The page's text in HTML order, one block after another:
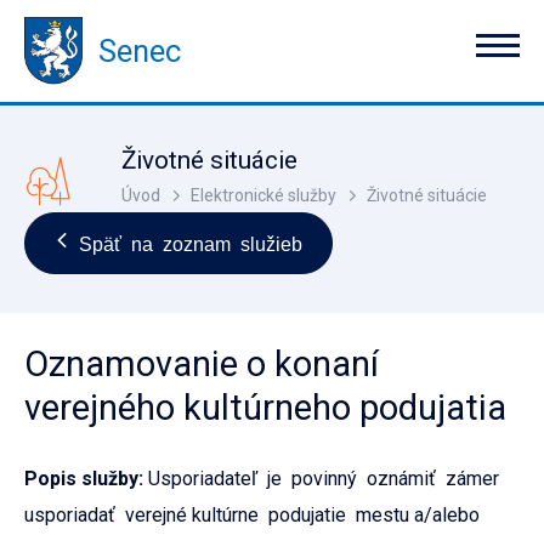
Senec
Životné situácie
Úvod Elektronické služby Životné situácie
Späť na zoznam služieb
Oznamovanie o konaní
verejného kultúrneho podujatia
Popis služby: Usporiadateľ je povinný oznámiť zámer
usporiadať verejné kultúrne podujatie mestu a/alebo